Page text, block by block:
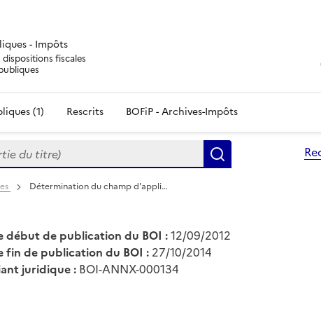
- Impôts
fiscales
(1) Rescrits BOFiP - Archives-Impôts
du titre)
Détermination du champ d'appli…
début de publication du BOI :12/09/2012
fin de publication du BOI : 27/10/2014
juridique : BOI-ANNX-000134